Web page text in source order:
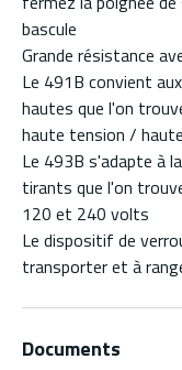
bascule
Grande résistance
Le 491B convient
hautes que l'on
haute tension /
Le 493B s'adapte à
tirants que l'on
120 et 240 volts
Le dispositif de
transporter et à
Documents